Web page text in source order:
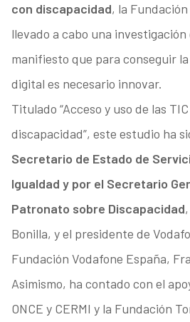
con discapacidad, la
llevado a cabo una
manifiesto que para conseguir
digital es necesario innovar.
Titulado “Acceso y uso de las
discapacidad”, este estudio ha
Secretario de Estado de
Igualdad y por el Secretario
Patronato sobre Discapacidad
Bonilla, y el presidente de
Fundación Vodafone España,
Asimismo, ha contado con el
ONCE y CERMI y la Fundación